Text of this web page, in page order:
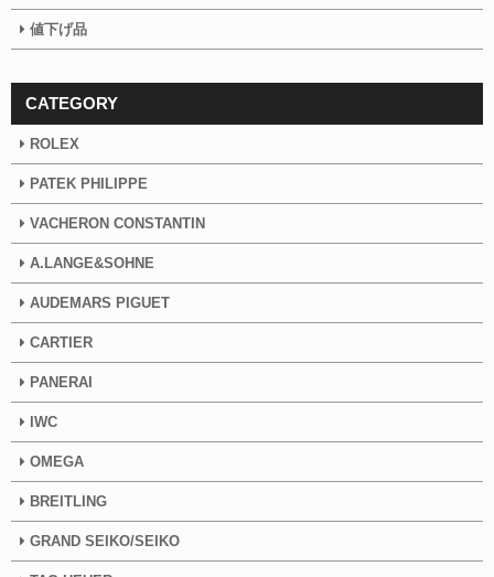
値下げ品
CATEGORY
ROLEX
PATEK PHILIPPE
VACHERON CONSTANTIN
A.LANGE&SOHNE
AUDEMARS PIGUET
CARTIER
PANERAI
IWC
OMEGA
BREITLING
GRAND SEIKO/SEIKO